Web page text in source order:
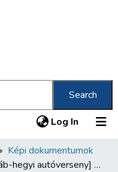
Search
Log In (current)
Képi dokumentumok
[Sváb-hegyi autóverseny] versenyautó a célban